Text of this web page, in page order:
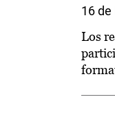
16 de
Los